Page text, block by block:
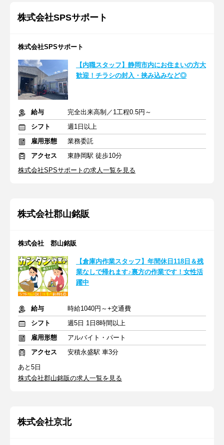
株式会社SPSサポート
株式会社SPSサポート
【内職スタッフ】静岡市内にお住まいの方大
歓迎！チラシの封入・挟み込みなど◎
給与
完全出来高制／1工程0.5円～
シフト
週1日以上
雇用形態
業務委託
アクセス
東静岡駅 徒歩10分
株式会社SPSサポートの求人一覧を見る
株式会社郡山銘販
株式会社 郡山銘販
【倉庫内作業スタッフ】年間休日118日＆残
業なしで帰れます♪裏方の作業です！女性活
躍中
給与
時給1040円～+交通費
シフト
週5日 1日8時間以上
雇用形態
アルバイト・パート
アクセス
安積永盛駅 車3分
あと5日
株式会社郡山銘販の求人一覧を見る
株式会社京北